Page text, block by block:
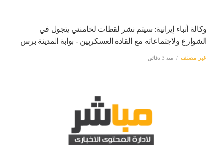
وكالة أنباء إيرانية: سيتم نشر لقطات لخامنئي يتجول في
الشوارع ولاجتماعاته مع القادة العسكريين - بوابة المدينة برس
غير مصنف منذ 3 دقائق